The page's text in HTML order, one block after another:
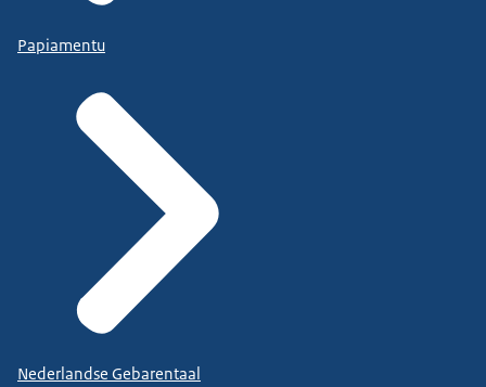
Papiamentu
Nederlandse Gebarentaal